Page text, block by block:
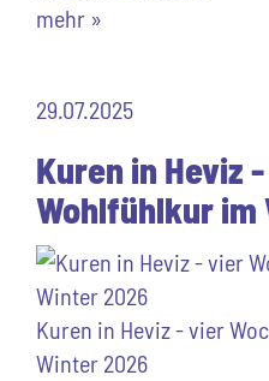
mehr »
29.07.2025
Kuren in Heviz
Wohlfühlkur im
Kuren in Heviz - vier
Winter 2026